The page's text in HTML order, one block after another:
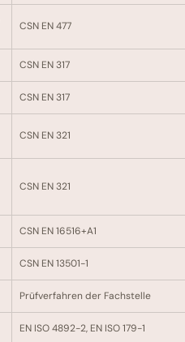
CSN EN 477
CSN EN 317
CSN EN 317
CSN EN 321
CSN EN 321
CSN EN 16516+A1
CSN EN 13501-1
Prüfverfahren der Fachstelle
EN ISO 4892-2, EN ISO 179-1